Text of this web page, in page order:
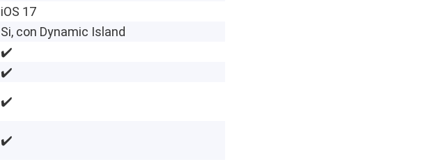
iOS 17
Si, con Dynamic Island
✔️
✔️
✔️
✔️